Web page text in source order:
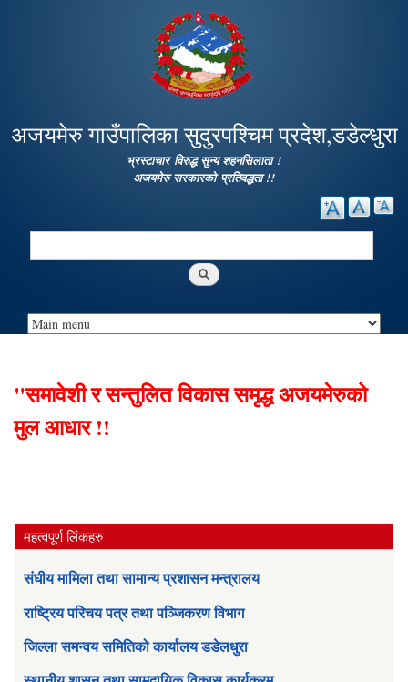
main
content
अजयमेरु गाउँपालिका सुदुरपश्चिम प्रदेश,डडेल्धुरा
भ्रस्टाचार विरुद्ध सुन्य शहनसिलाता !
अजयमेरु सरकारको प्रतिवद्धता !!
Search
"समावेशी र सन्तुलित विकास समृद्ध अजयमेरुको
मुल आधार !!
महत्वपूर्ण लिंकहरु
संघीय मामिला तथा सामान्य प्रशासन मन्त्रालय
राष्ट्रिय परिचय पत्र तथा पञ्जिकरण विभाग
जिल्ला समन्वय समितिको कार्यालय डडेलधुरा